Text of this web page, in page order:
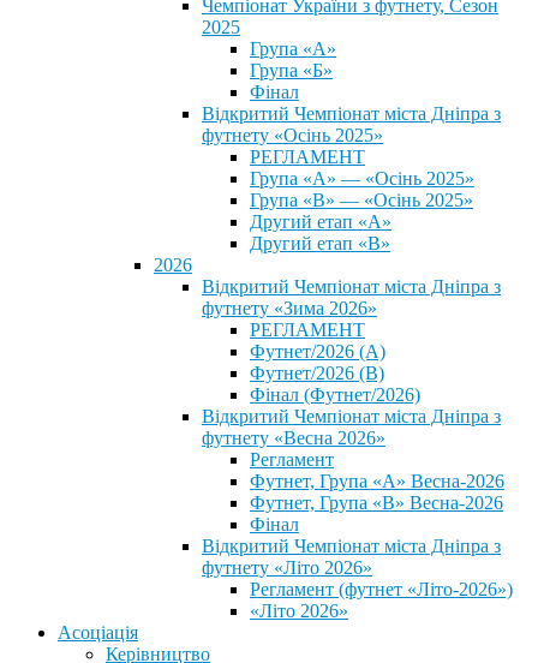
Чемпіонат України з футнету, Сезон
2025
Група «А»
Група «Б»
Фінал
Відкритий Чемпіонат міста Дніпра з
футнету «Осінь 2025»
РЕГЛАМЕНТ
Група «А» — «Осінь 2025»
Група «В» — «Осінь 2025»
Другий етап «А»
Другий етап «В»
2026
Відкритий Чемпіонат міста Дніпра з
футнету «Зима 2026»
РЕГЛАМЕНТ
Футнет/2026 (А)
Футнет/2026 (В)
Фінал (Футнет/2026)
Відкритий Чемпіонат міста Дніпра з
футнету «Весна 2026»
Регламент
Футнет, Група «А» Весна-2026
Футнет, Група «В» Весна-2026
Фінал
Відкритий Чемпіонат міста Дніпра з
футнету «Літо 2026»
Регламент (футнет «Літо-2026»)
«Літо 2026»
Асоціація
Керівництво